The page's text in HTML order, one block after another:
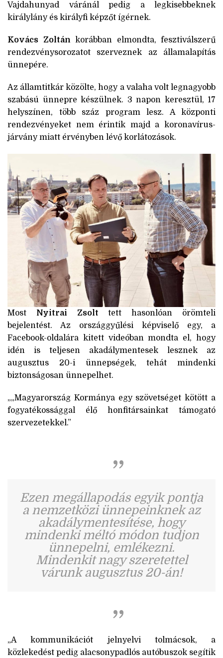
Vajdahunyad váránál pedig a legkisebbeknek
királylány és királyfi képzőt ígérnek.
Kovács Zoltán korábban elmondta, fesztiválszerű
rendezvénysorozatot szerveznek az államalapítás
ünnepére.
Az államtitkár közölte, hogy a valaha volt legnagyobb
szabású ünnepre készülnek. 3 napon keresztül, 17
helyszínen, több száz program lesz. A központi
rendezvényeket nem érintik majd a koronavírus-
járvány miatt érvényben lévő korlátozások.
Most Nyitrai Zsolt tett hasonlóan örömteli
bejelentést. Az országgyűlési képviselő egy, a
Facebook-oldalára kitett videóban mondta el, hogy
idén is teljesen akadálymentesek lesznek az
augusztus 20-i ünnepségek, tehát mindenki
biztonságosan ünnepelhet.
„ Magyarország Kormánya egy szövetséget kötött a
fogyatékossággal élő honfitársainkat támogató
szervezetekkel.
Ezen megállapodás egyik pontja
a nemzetközi ünnepeinknek az
akadálymentesítése, hogy
mindenki méltó módon tudjon
ünnepelni, emlékezni.
Mindenkit nagy szeretettel
várunk augusztus 20-án!
A kommunikációt jelnyelvi tolmácsok, a
közlekedést pedig alacsonypadlós autóbuszok segítik